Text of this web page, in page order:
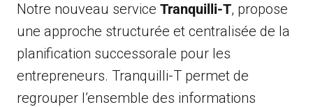
Notre nouveau service Tranquilli-T, propose
une approche structurée et centralisée de la
planification successorale pour les
entrepreneurs. Tranquilli-T permet de
regrouper l’ensemble des informations